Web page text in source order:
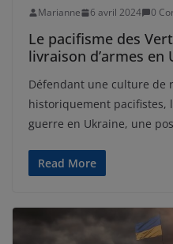
Marianne 6 avril 2024 0
Le pacifisme des
livraison d’armes en
Défendant une culture de
historiquement pacifistes,
guerre en Ukraine, une
Read More